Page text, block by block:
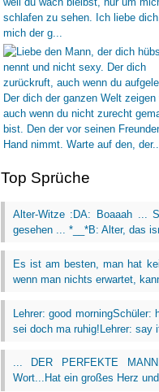
Top Sprüche
Alter-Witze :DA: Boaaah ...
gesehen ... *__*B: Alter, das
Es ist am besten, man hat
wenn man nichts erwartet,
Lehrer: good
sei doch ma ruhig!Lehrer: say it
... DER PERFEKTE
Wort...Hat ein großes Herz